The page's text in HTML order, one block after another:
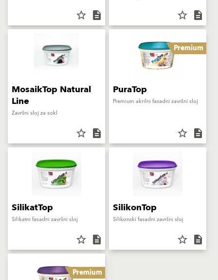
star_border description star_border description
MosaikTop Natural
Line
Završni sloj za sokl
star_border description
Premium
PuraTop
Premium akrilni fasadni završni sloj
star_border description
SilikatTop
Silikatni fasadni završni sloj
star_border description
SilikonTop
Silikonski fasadni završni sloj
star_border description
Premium